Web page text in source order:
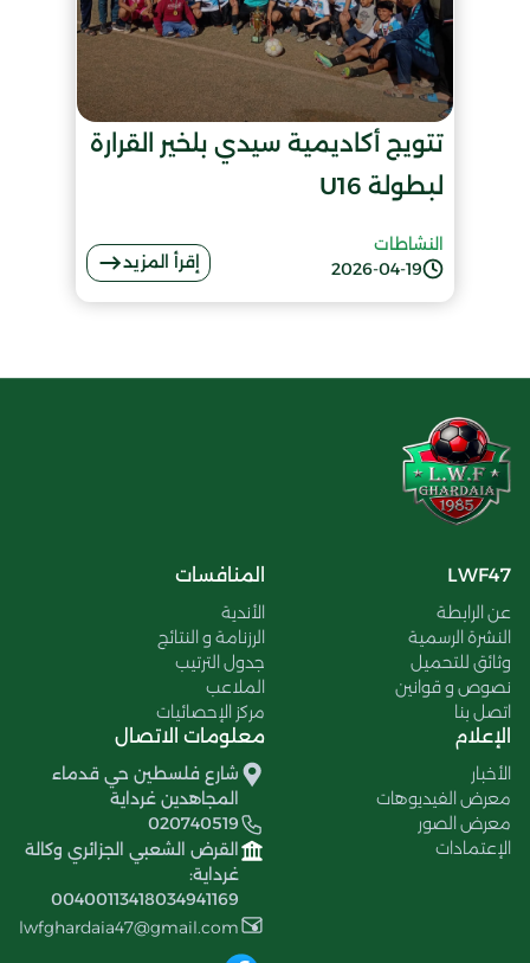
تتويج أكاديمية سيدي بلخير القرارة
لبطولة U16
2026-04-19
النشاطات
إقرأ المزيد
LWF47
عن الرابطة
النشرة الرسمية
وثائق للتحميل
نصوص و قوانين
اتصل بنا
المنافسات
الأندية
الرزنامة و النتائج
جدول الترتيب
الملاعب
مركز الإحصائيات
الإعلام
الأخبار
معرض الفيديوهات
معرض الصور
الإعتمادات
معلومات الاتصال
شارع فلسطين حي قدماء
المجاهدين غرداية
020740519
القرض الشعبي الجزائري وكالة
غرداية:
00400113418034941169
lwfghardaia47@gmail.com